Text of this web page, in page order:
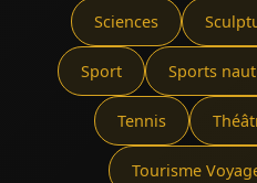
Sciences
Sport Sports
Tennis
Tourisme